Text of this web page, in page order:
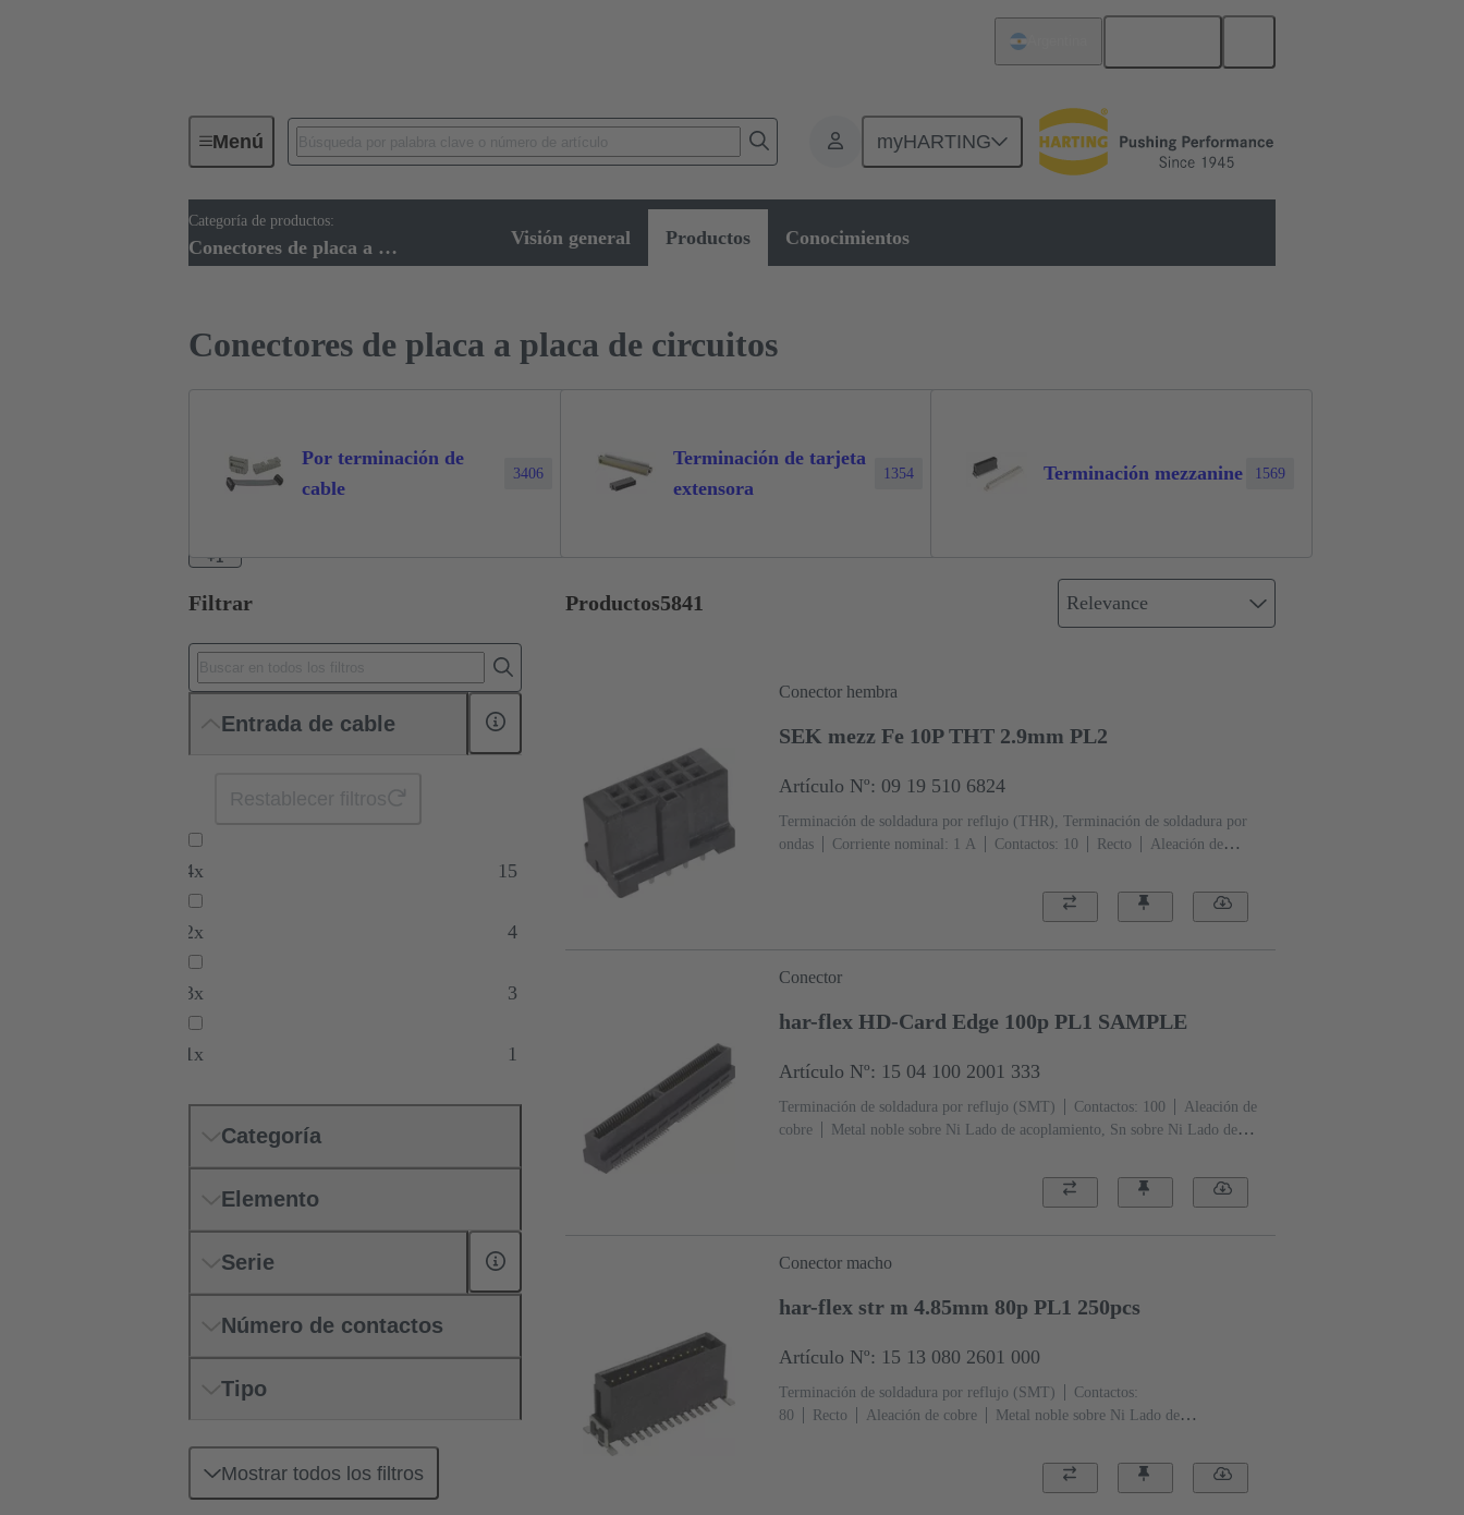
Menú myHARTING
Categoría de productos:
Conectores de placa a placa de circuitos Visión general Productos Conocimientos
Conectividad de dispositivos
Conectores de placa a placa de circuitos
Por terminación de
cable
3406
Terminación de tarjeta
extensora
1354 Terminación mezzanine 1569
+1
Filtrar
Entrada de cable
4x 15
2x 4
3x 3
1x 1
Categoría
Elemento
Serie
Número de contactos
Tipo
Mostrar todos los filtros
Productos5841 Relevance
Conector hembra
SEK mezz Fe 10P THT 2.9mm PL2
Artículo Nº: 09 19 510 6824
Terminación de soldadura por reflujo (THR), Terminación de soldadura por
ondas
Corriente nominal: ‌1 A Contactos: 10 Recto
Aleación de
Polímero de cristal líquido
Conector
har-flex HD-Card Edge 100p PL1 SAMPLE
Artículo Nº: 15 04 100 2001 333
Terminación de soldadura por reflujo (SMT) Contactos: 100
Aleación de
cobre
Metal noble sobre Ni Lado de acoplamiento, Sn sobre Ni Lado de
Conector macho
har-flex str m 4.85mm 80p PL1 250pcs
Artículo Nº: 15 13 080 2601 000
Terminación de soldadura por reflujo (SMT)
Contactos:
80
Recto Aleación de cobre
Metal noble sobre Ni Lado de